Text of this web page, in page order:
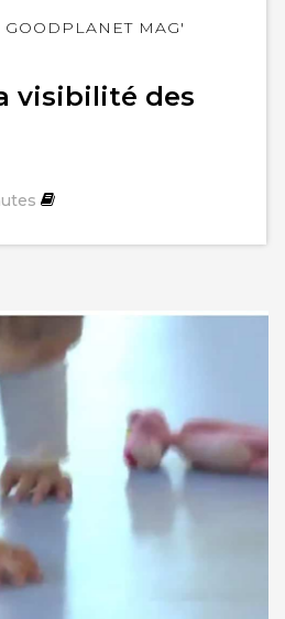
GOODPLANET MAG'
visibilité des